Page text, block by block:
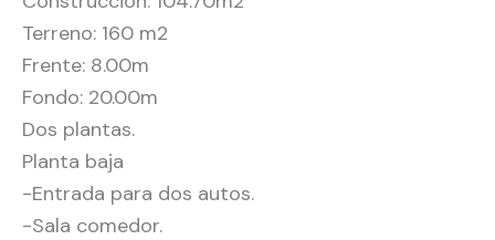
Terreno: 160 m2
Frente: 8.00m
Fondo: 20.00m
Dos plantas.
Planta baja
-Entrada para dos autos.
-Sala comedor.